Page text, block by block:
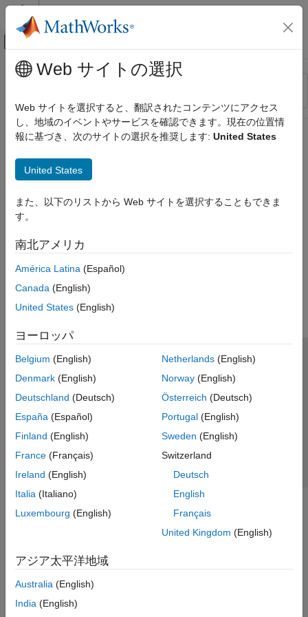
コンテンツへスキップ
オフキャンバス ナビゲーション メ
リソース
ステータス
メインコンテンツ
Web サイトの選択
Web サイトを選択すると、翻訳されたコンテンツにアクセス
し、地域のイベントやサービスを確認できます。現在の位置情
報に基づき、次のサイトの選択を推奨します: United States
United States
また、以下のリストから Web サイトを選択することもできま
す。
南北アメリカ
América Latina (Español)
Canada (English)
United States (English)
ヨーロッパ
Belgium (English)
Denmark (English)
Deutschland (Deutsch)
España (Español)
Finland (English)
France (Français)
Ireland (English)
Italia (Italiano)
Luxembourg (English)
Netherlands(English)
Norway(English)
Österreich (Deutsch)
Portugal(English)
Sweden (English)
Switzerland
Deutsch
English
Français
United Kingdom (English)
アジア太平洋地域
Australia (English)
India (English)
トラストセンター
プライバシー ポリシー
違法コピー防止
アプリケーション ステータス
© 1994-2026 The MathWorks, Inc.